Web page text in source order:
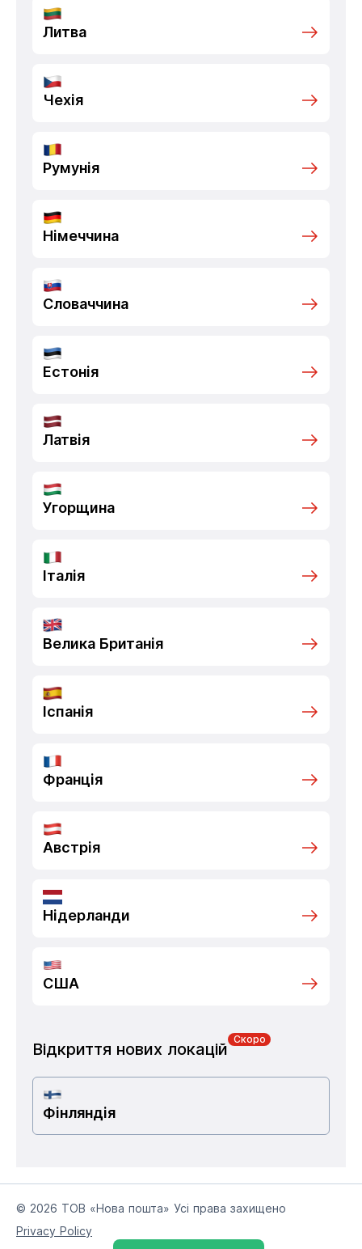
Литва
Чехія
Румунія
Німеччина
Словаччина
Естонія
Латвія
Угорщина
Італія
Велика Британія
Іспанія
Франція
Австрія
Нідерланди
США
Відкриття нових локацій
Скоро
Фінляндія
© 2026 ТОВ «Нова пошта» Усі права захищено
Privacy Policy